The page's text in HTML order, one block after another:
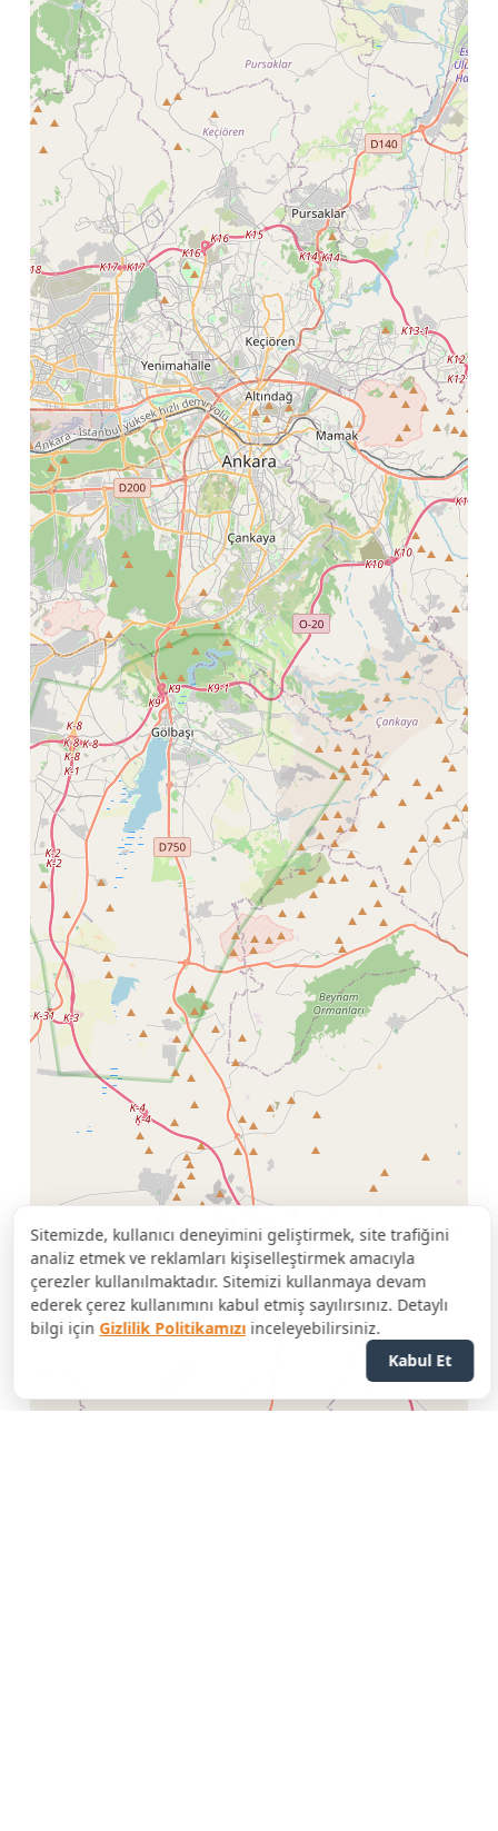
Sitemizde, kullanıcı deneyimini geliştirmek, site trafiğini
analiz etmek ve reklamları kişiselleştirmek amacıyla
çerezler kullanılmaktadır. Sitemizi kullanmaya devam
ederek çerez kullanımını kabul etmiş sayılırsınız. Detaylı
bilgi için Gizlilik Politikamızı inceleyebilirsiniz.
Kabul Et